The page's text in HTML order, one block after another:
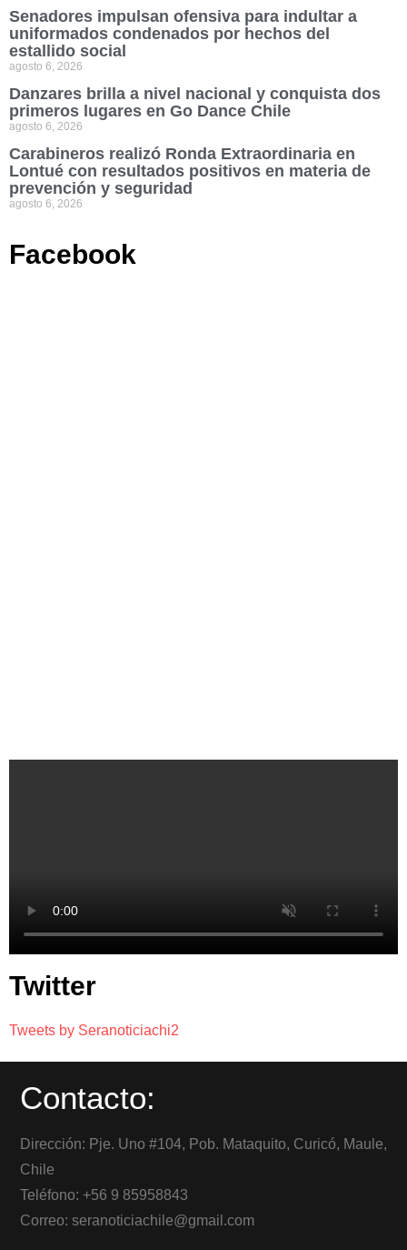
Senadores impulsan ofensiva para indultar a
uniformados condenados por hechos del
estallido social
agosto 6, 2026
Danzares brilla a nivel nacional y conquista dos
primeros lugares en Go Dance Chile
agosto 6, 2026
Carabineros realizó Ronda Extraordinaria en
Lontué con resultados positivos en materia de
prevención y seguridad
agosto 6, 2026
Facebook
Twitter
Tweets by Seranoticiachi2
Contacto:
Dirección: Pje. Uno #104, Pob. Mataquito, Curicó, Maule,
Chile
Teléfono: +56 9 85958843
Correo: seranoticiachile@gmail.com